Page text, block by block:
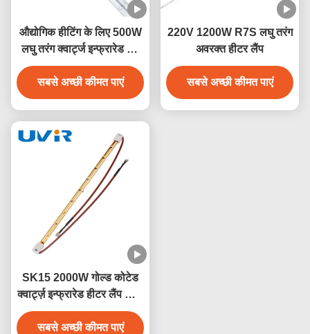
औद्योगिक हीटिंग के लिए 500W
लघु तरंग क्वार्ट्ज इन्फ्रारेड लैंप
230V
सबसे अच्छी कीमत पाएं
220V 1200W R7S लघु तरंग
अवरक्त हीटर लैंप
सबसे अच्छी कीमत पाएं
SK15 2000W गोल्ड कोटेड
क्वार्ट्ज़ इन्फ्रारेड हीटर लैंप सॉना
के लिए
सबसे अच्छी कीमत पाएं